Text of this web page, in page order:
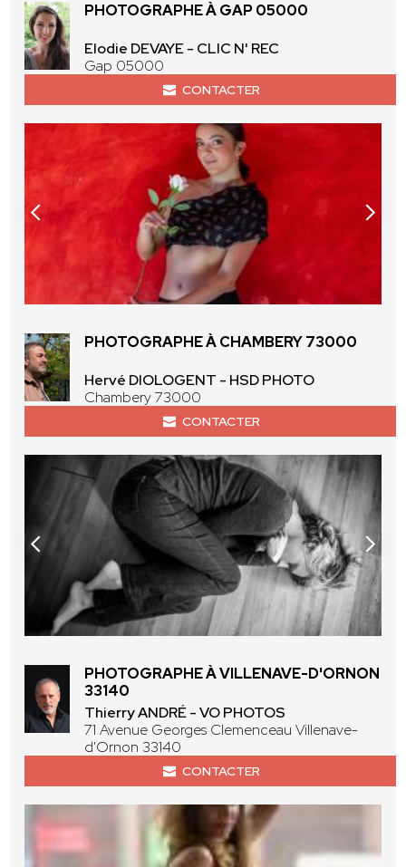
PHOTOGRAPHE À GAP 05000
Elodie DEVAYE - CLIC N' REC
Gap 05000
CONTACTER
PHOTOGRAPHE À CHAMBERY 73000
Hervé DIOLOGENT - HSD PHOTO
Chambery 73000
CONTACTER
PHOTOGRAPHE À VILLENAVE-D'ORNON
33140
Thierry ANDRÉ - VO PHOTOS
71 Avenue Georges Clemenceau Villenave-
d'Ornon 33140
CONTACTER